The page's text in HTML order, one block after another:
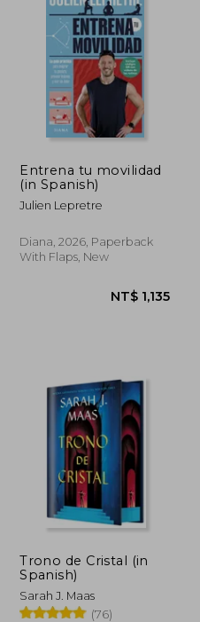
NT$
Entrena tu movilidad
(in Spanish)
Julien Lepretre
Diana, 2026, Paperback
With Flaps, New
Trono de Cristal (in
Spanish)
Sarah J. Maas
(76)